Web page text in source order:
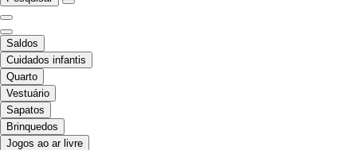
Saldos
Cuidados infantis
Quarto
Vestuário
Sapatos
Brinquedos
Jogos ao ar livre